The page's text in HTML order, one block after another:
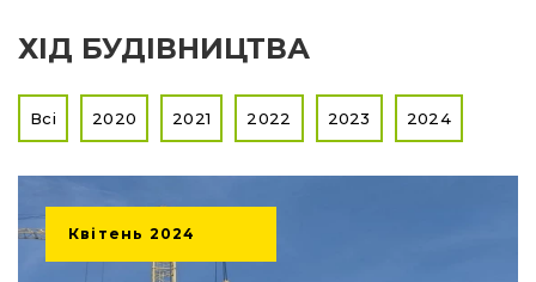
ХІД БУДІВНИЦТВА
Всі 2020 2021 2022 2023 2024
Квітень 2024